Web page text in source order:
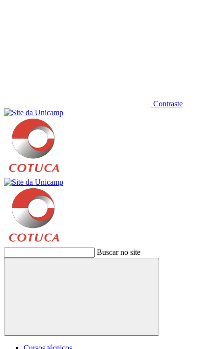
Contraste
Buscar no site
Buscar